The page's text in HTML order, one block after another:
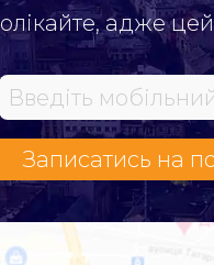
адже
Записатись на